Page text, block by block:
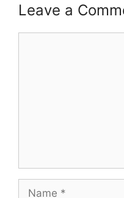
Leave a